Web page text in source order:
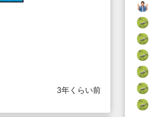
3年くらい前